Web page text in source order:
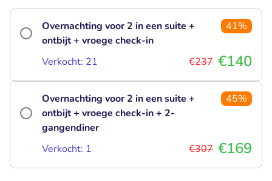
Overnachting voor 2 in een suite +
ontbijt + vroege check-in
41%
Verkocht: 21 €237 €140
Overnachting voor 2 in een suite +
ontbijt + vroege check-in + 2-
gangendiner
45%
Verkocht: 1 €307 €169